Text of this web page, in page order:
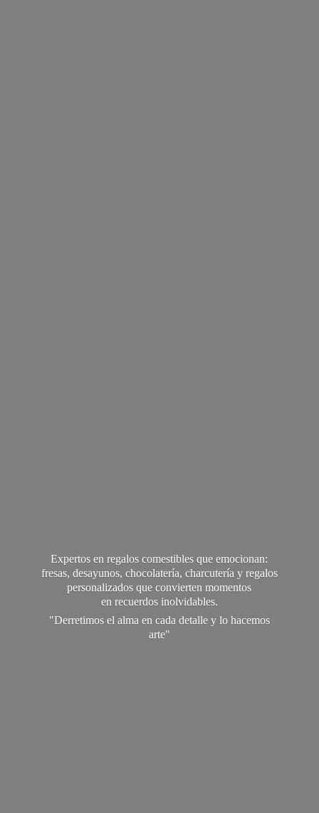
Expertos en regalos comestibles que emocionan:
fresas, desayunos, chocolatería, charcutería y regalos
personalizados que convierten momentos
en recuerdos inolvidables.
"Derretimos el alma en cada detalle y lo hacemos
arte"